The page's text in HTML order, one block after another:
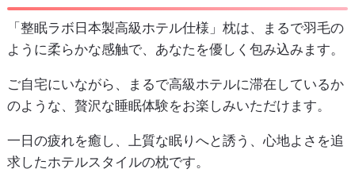
「整眠ラボ日本製高級ホテル仕様」枕は、まるで羽毛の
ように柔らかな感触で、あなたを優しく包み込みます。
ご自宅にいながら、まるで高級ホテルに滞在しているか
のような、贅沢な睡眠体験をお楽しみいただけます。
一日の疲れを癒し、上質な眠りへと誘う、心地よさを追
求したホテルスタイルの枕です。